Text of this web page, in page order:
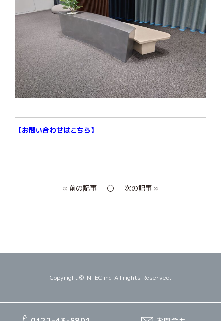
【お問い合わせはこちら】
« 前の記事 次の記事 »
Copyright © iNTEC inc. All rights Reserved.